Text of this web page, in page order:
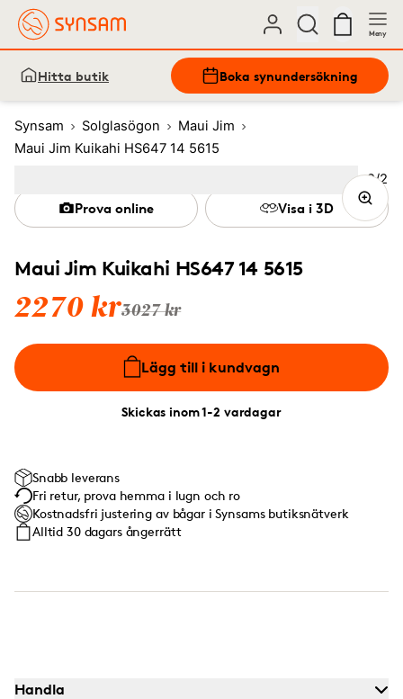
Meny
Hitta butik Boka synundersökning
Synsam Solglasögon
Maui Jim
Maui Jim Kuikahi HS647 14 5615
Maui Jim Kuikahi HS647 14 5615
2270 kr3027 kr
Lägg till i kundvagn
Skickas inom 1-2 vardagar
Prova online Visa i 3D
Snabb leverans
Fri retur, prova hemma i lugn och ro
Kostnadsfri justering av bågar i Synsams butiksnätverk
Alltid 30 dagars ångerrätt
Bild
2/2
(Current image)
Handla